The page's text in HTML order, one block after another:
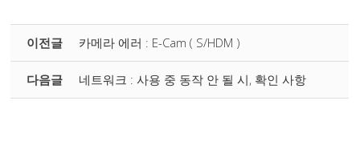
이전글 카메라 에러 : E-Cam ( S/HDM )
다음글 네트워크 : 사용 중 동작 안 될 시, 확인 사항